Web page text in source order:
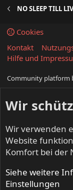
NO SLEEP TILL
Cookies
Kontakt
Hilfe und
Community platform
Wir
Wir verwenden
Website
Komfort bei der
Siehe weitere
Einstellungen